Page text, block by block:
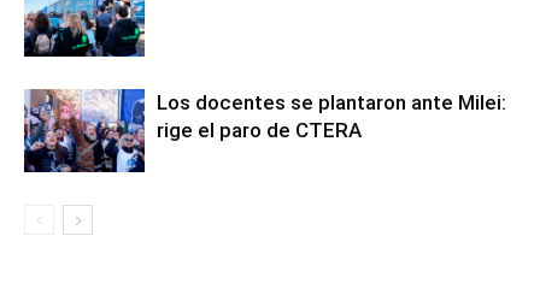
Los docentes se plantaron ante Milei:
rige el paro de CTERA